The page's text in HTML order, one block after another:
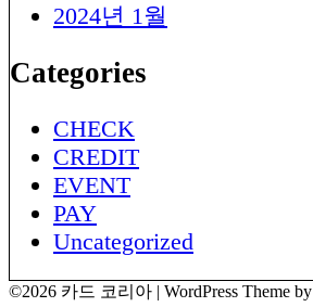
2024년 1월
Categories
CHECK
CREDIT
EVENT
PAY
Uncategorized
©2026 카드 코리아 | WordPress Theme by